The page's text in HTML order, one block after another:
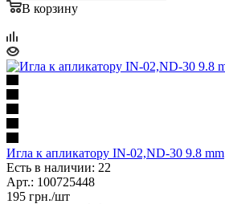
В корзину
Игла к апликатору IN-02,ND-30 9.8 mm
Есть в наличии: 22
Арт.: 100725448
195 грн./шт